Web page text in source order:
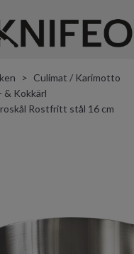
Culimat / Karimotto
& Kokkärl
Rostfritt stål 16 cm